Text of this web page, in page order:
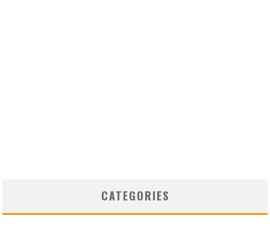
CATEGORIES